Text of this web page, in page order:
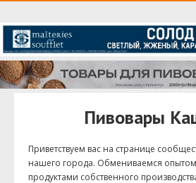
Пивовары
Приветствуем ваc на странице
нашего города. Обмениваемся
продуктами собственного